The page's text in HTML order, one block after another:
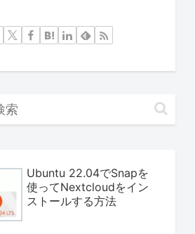
Ubuntu 22.04でSnapを
使ってNextcloudをイン
ストールする方法